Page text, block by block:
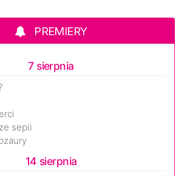
PREMIERY
7 sierpnia
sepii
14 sierpnia